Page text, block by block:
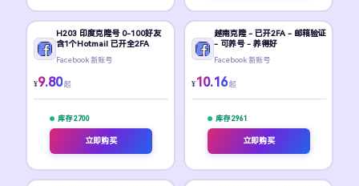
H203 印度克隆号 0-100好友
含1个Hotmail 已开全2FA
Facebook 新账号
¥9.80 起
库存 2700
立即购买
越南克隆 - 已开2FA - 邮箱验证
- 可养号 - 养得好
Facebook 新账号
¥10.16 起
库存 2961
立即购买